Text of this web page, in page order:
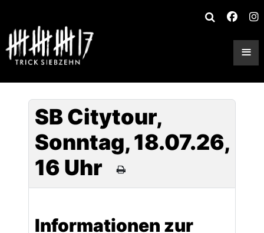
≡
SB Citytour,
Sonntag, 18.07.26,
16 Uhr
Informationen zur